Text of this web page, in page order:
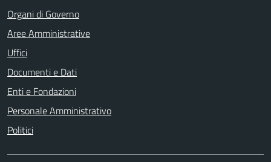
Organi di Governo
Aree Amministrative
Uffici
Documenti e Dati
Enti e Fondazioni
Personale Amministrativo
Politici